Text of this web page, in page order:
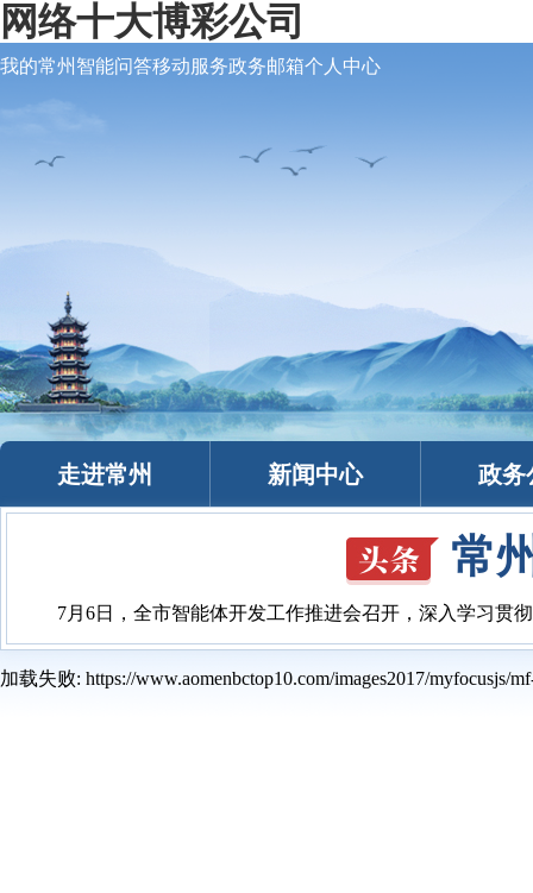
网络十大博彩公司
我的常州 智能问答移动服务政务邮箱个人中心
走进常州 新闻中心 政务
常
7月6日，全市智能体开发工作推进会召开，深入学习贯
加载失败: https://www.aomenbctop10.com/images2017/myfocusjs/